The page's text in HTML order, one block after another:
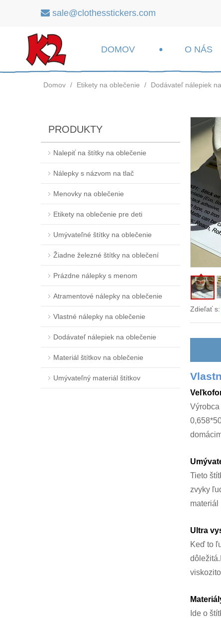
 sale@clothesstickers.com
DOMOV O NÁS
Domov / Etikety na oblečenie / Dodávateľ nálepiek
PRODUKTY
Nalepiť na štítky na oblečenie
Nálepky s názvom na tlač
Menovky na oblečenie
Etikety na oblečenie pre deti
Umývateľné štítky na oblečenie
Žiadne železné štítky na oblečení
Prázdne nálepky s menom
Atramentové nálepky na oblečenie
Vlastné nálepky na oblečenie
Dodávateľ nálepiek na oblečenie
Materiál štítkov na oblečenie
Umývateľný materiál štítkov
Zdieľať s:
Tieto
zvyky
materiál
Ultra
Keď to
Ide o